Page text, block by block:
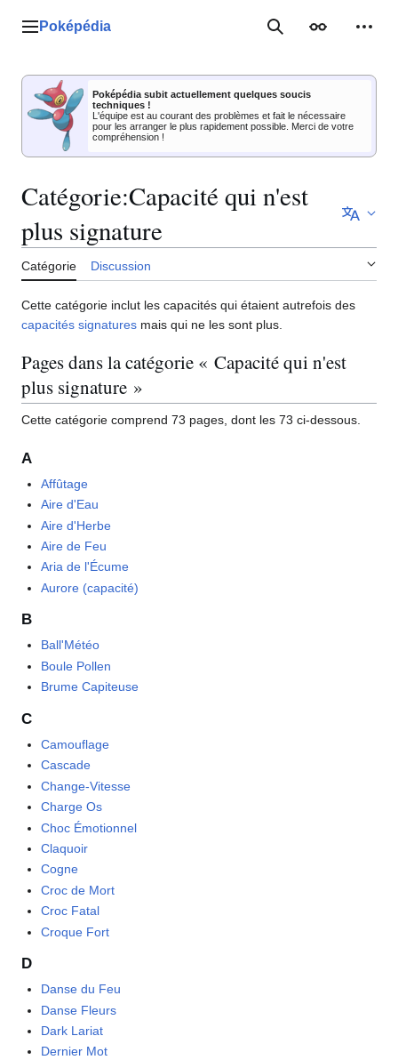
Menu principal
Poképédia RechercherApparence
Poképédia subit actuellement quelques soucis
techniques !
L'équipe est au courant des problèmes et fait le nécessaire
pour les arranger le plus rapidement possible. Merci de votre
compréhension !
Catégorie:Capacité qui n'est
plus signature
Catégorie Discussion
Cette catégorie inclut les capacités qui étaient autrefois des
capacités signatures mais qui ne les sont plus.
Pages dans la catégorie « Capacité qui n'est
plus signature »
Cette catégorie comprend 73 pages, dont les 73 ci-dessous.
A
Affûtage
Aire d'Eau
Aire d'Herbe
Aire de Feu
Aria de l'Écume
Aurore (capacité)
B
Ball'Météo
Boule Pollen
Brume Capiteuse
C
Camouflage
Cascade
Change-Vitesse
Charge Os
Choc Émotionnel
Claquoir
Cogne
Croc de Mort
Croc Fatal
Croque Fort
D
Danse du Feu
Danse Fleurs
Dark Lariat
Dernier Mot